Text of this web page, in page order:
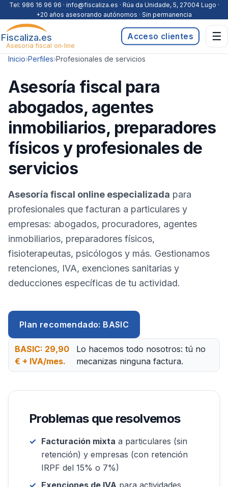
Saltar al contenido
Tel: 986 16 96 96 · info@fiscaliza.es · Rúa da Unidade, 5, 27004 Lugo ·
+20 años asesorando autónomos · Sin permanencia
Fiscaliza.es
Asesoría fiscal on-line
Acceso clientes ☰
Inicio›Perfiles›Profesionales de servicios
Asesoría fiscal para
abogados, agentes
inmobiliarios, preparadores
físicos y profesionales de
servicios
Asesoría fiscal online especializada para
profesionales que facturan a particulares y
empresas: abogados, procuradores, agentes
inmobiliarios, preparadores físicos,
fisioterapeutas, psicólogos y más. Gestionamos
retenciones, IVA, exenciones sanitarias y
deducciones específicas de tu actividad.
Plan recomendado: BASIC
BASIC: 29,90
€ + IVA/mes.
Lo hacemos todo nosotros: tú no
mecanizas ninguna factura.
Problemas que resolvemos
Facturación mixta a particulares (sin
retención) y empresas (con retención
IRPF del 15% o 7%)
Exenciones de IVA para actividades